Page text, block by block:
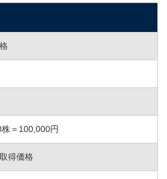
＝100,000円
得価格